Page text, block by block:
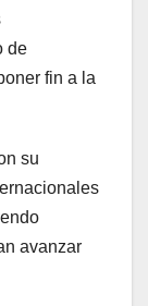
de
fin a la
su
avanzar